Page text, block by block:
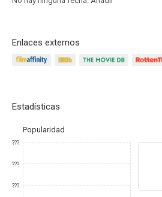
Enlaces externos
Estadísticas
Popularidad
???
???
???